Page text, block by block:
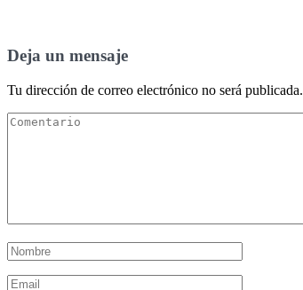
Deja un mensaje
Tu dirección de correo electrónico no será publicada.